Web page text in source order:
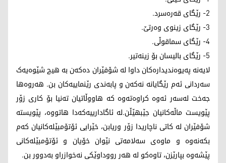
2- رێگای قەرەسرد.
3- رێگای زینوی وەرتێ.
4- رێگای سماقوڵی.
5- رێگای بالیسان بۆ زینەتیر.
لایەنە پەیوەندیدارەکان داوا لە شۆفێران دەکەن بە هیچ شێوەیەک
سەردانی ئەم رێگایانە نەکەن و پابەندی رێنماییەکان بن. هەروەها
جەخت لەسەر ئەوە کراوەتەوە کە هاووڵاتیان تەنیا بۆ کاری زۆر
پێویست ماڵەکانیان جێبهێڵن.لە ئاگادارییەکەدا هاتووە، پێویستە
شۆفێران لە کاتی ناچاریدا زۆر وریابن، خێرایی ئۆتۆمبێلەکانیان کەم
بکەنەوە و ماوەی سەلامەتی نێوان خۆیان و ئۆتۆمبێلەکانی
پێشەوە بپارێزن، تاوەکو لە هەر رووداوێکی نەخوازراو بەدوور بن.